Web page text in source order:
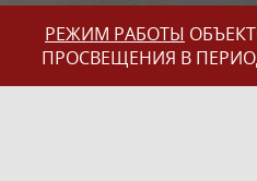
РЕЖИМ РАБОТЫ
ПРОСВЕЩЕНИЯ В ПЕРИОД